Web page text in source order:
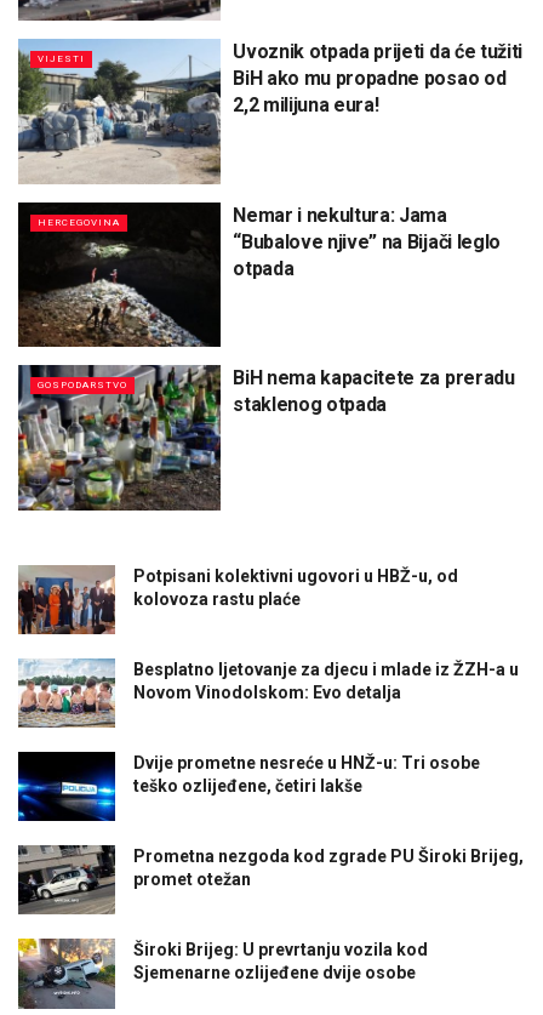
VIJESTI
Uvoznik otpada prijeti da će tužiti
BiH ako mu propadne posao od
2,2 milijuna eura!
HERCEGOVINA
Nemar i nekultura: Jama
“Bubalove njive” na Bijači leglo
otpada
GOSPODARSTVO
BiH nema kapacitete za preradu
staklenog otpada
Potpisani kolektivni ugovori u HBŽ-u, od
kolovoza rastu plaće
Besplatno ljetovanje za djecu i mlade iz ŽZH-a u
Novom Vinodolskom: Evo detalja
Dvije prometne nesreće u HNŽ-u: Tri osobe
teško ozlijeđene, četiri lakše
Prometna nezgoda kod zgrade PU Široki Brijeg,
promet otežan
Široki Brijeg: U prevrtanju vozila kod
Sjemenarne ozlijeđene dvije osobe